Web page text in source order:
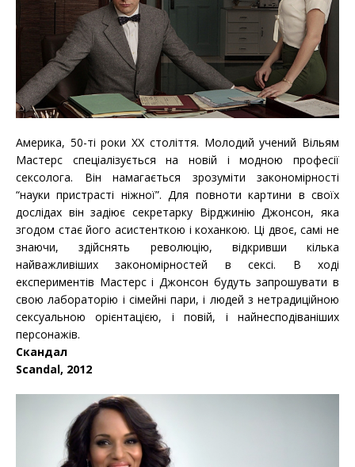
Америка, 50-ті роки ХХ століття. Молодий учений Вільям
Мастерс спеціалізується на новій і модною професії
сексолога. Він намагається зрозуміти закономірності
“науки пристрасті ніжної”. Для повноти картини в своїх
дослідах він задіює секретарку Вірджинію Джонсон, яка
згодом стає його асистенткою і коханкою. Ці двоє, самі не
знаючи, здійснять революцію, відкривши кілька
найважливіших закономірностей в сексі. В ході
експериментів Мастерс і Джонсон будуть запрошувати в
свою лабораторію і сімейні пари, і людей з нетрадиційною
сексуальною орієнтацією, і повій, і найнесподіваніших
персонажів.
Скандал
Scandal, 2012